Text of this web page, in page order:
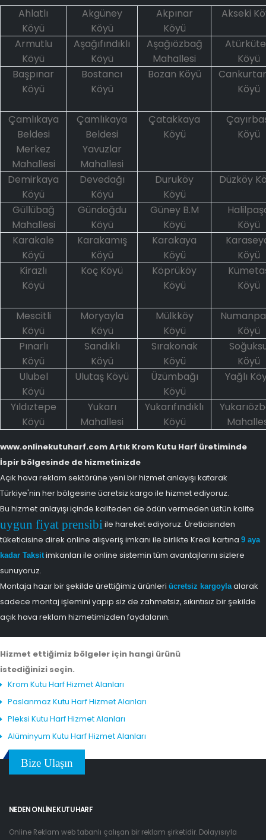
Ahlatlı
Köyü
Akgüney
Köyü
Akpınar
Köyü
Akseki
Armutlu
Köyü
Aşağıfındıklı
Köyü
Aşağıözbağ
Mahallesi
Köyü
Başpınar
Köyü
Bostancı
Köyü
Bozan Köyü
Köyü
Çamlıkaya
Beldesi
Merkez
Mahallesi
Çamlıkaya
Beldesi
Yavuzlar
Mahallesi
Çatakkaya
Köyü
Köyü
Demirkaya
Köyü
Devedağı
Köyü
Duruköy
Köyü
Düzköy
Güllübağ
Mahallesi
Gündoğdu
Köyü
Güney B.M
Köyü
Köyü
Karakale
Köyü
Karakamış
Köyü
Karakaya
Köyü
Köyü
Kirazlı
Köyü
Koç Köyü
Köprüköy
Köyü
Köyü
Mescitli
Köyü
Moryayla
Köyü
Mülkköy
Köyü
Köyü
Pınarlı
Köyü
Sandıklı
Köyü
Sırakonak
Köyü
Köyü
Ulubel
Köyü
Ulutaş Köyü
Üzümbağı
Köyü
Yağlı
Yıldıztepe
Köyü
Yukarı
Mahallesi
Yukarıfındıklı
Köyü
www.onlinekutuharf.com Artık Krom Kutu Harf üretiminde
İspir bölgesinde de hizmetinizde
Açık hava reklam sektörüne yeni bir hizmet anlayışı katarak
Türkiye'nin her bölgesine ücretsiz kargo ile hizmet ediyoruz.
Bu hizmet anlayışı içinde kaliteden de ödün vermeden üstün kalite
uygun fiyat prensibi ile hareket ediyoruz. Üreticisinden
tüketicisine direk online alışveriş imkanı ile birlikte Kredi kartına 9 aya
kadar Taksitimkanları ile online sistemin tüm avantajlarını sizlere
sunuyoruz.
Montaja hazır bir şekilde ürettiğimiz ürünleri ücretsiz kargoylaalarak
sadece montaj işlemini yapıp siz de zahmetsiz, sıkıntısız bir şekilde
açık hava reklam hizmetimizden faydalanın.
Hizmet ettiğimiz bölgeler için hangi ürünü
istediğinizi seçin.
Krom Kutu Harf Hizmet Alanları
Paslanmaz Kutu Harf Hizmet Alanları
Pleksi Kutu Harf Hizmet Alanları
Alüminyum Kutu Harf Hizmet Alanları
Bize Ulaşın
NEDEN ONLINE KUTU HARF
Online Reklam web tabanlı çalışan bir reklam şirketidir. Dolayısıyla